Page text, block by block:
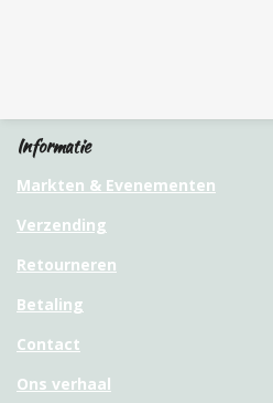
Informatie
Markten & Evenementen
Verzending
Retourneren
Betaling
Contact
Ons verhaal